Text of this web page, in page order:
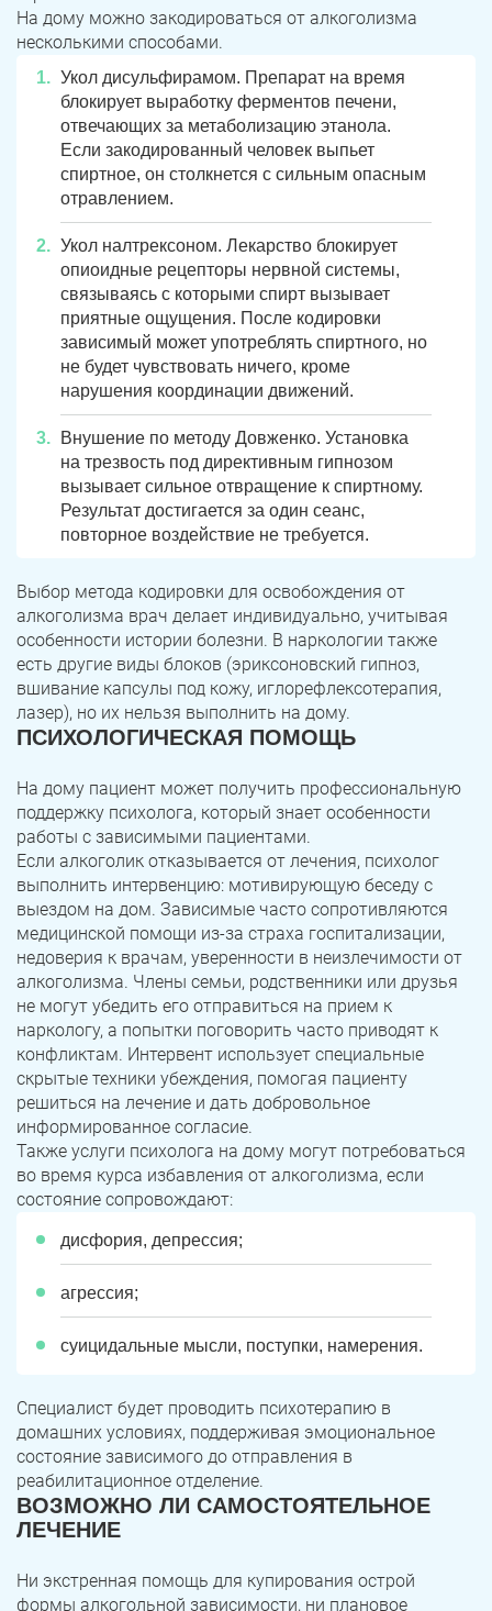
На дому можно закодироваться от алкоголизма
несколькими способами.
Укол дисульфирамом. Препарат на время
блокирует выработку ферментов печени,
отвечающих за метаболизацию этанола.
Если закодированный человек выпьет
спиртное, он столкнется с сильным опасным
отравлением.
Укол налтрексоном. Лекарство блокирует
опиоидные рецепторы нервной системы,
связываясь с которыми спирт вызывает
приятные ощущения. После кодировки
зависимый может употреблять спиртного, но
не будет чувствовать ничего, кроме
нарушения координации движений.
Внушение по методу Довженко. Установка
на трезвость под директивным гипнозом
вызывает сильное отвращение к спиртному.
Результат достигается за один сеанс,
повторное воздействие не требуется.
Выбор метода кодировки для освобождения от
алкоголизма врач делает индивидуально, учитывая
особенности истории болезни. В наркологии также
есть другие виды блоков (эриксоновский гипноз,
вшивание капсулы под кожу, иглорефлексотерапия,
лазер), но их нельзя выполнить на дому.
ПСИХОЛОГИЧЕСКАЯ ПОМОЩЬ
На дому пациент может получить профессиональную
поддержку психолога, который знает особенности
работы с зависимыми пациентами.
Если алкоголик отказывается от лечения, психолог
выполнить интервенцию: мотивирующую беседу с
выездом на дом. Зависимые часто сопротивляются
медицинской помощи из-за страха госпитализации,
недоверия к врачам, уверенности в неизлечимости от
алкоголизма. Члены семьи, родственники или друзья
не могут убедить его отправиться на прием к
наркологу, а попытки поговорить часто приводят к
конфликтам. Интервент использует специальные
скрытые техники убеждения, помогая пациенту
решиться на лечение и дать добровольное
информированное согласие.
Также услуги психолога на дому могут потребоваться
во время курса избавления от алкоголизма, если
состояние сопровождают:
дисфория, депрессия;
агрессия;
суицидальные мысли, поступки, намерения.
Специалист будет проводить психотерапию в
домашних условиях, поддерживая эмоциональное
состояние зависимого до отправления в
реабилитационное отделение.
ВОЗМОЖНО ЛИ САМОСТОЯТЕЛЬНОЕ
ЛЕЧЕНИЕ
Ни экстренная помощь для купирования острой
формы алкогольной зависимости, ни плановое
Записаться
Я ознакомлен и принимаю
Задать вопрос
Я ознакомлен и принимаю
Записаться
Я ознакомлен и принимаю
Записаться
Я ознакомлен и принимаю
Локомотивный
Зауральский Межозерный
Катав-Ивановск Куса
Пласт
Усть-Катав Верхний Уфалей
Еманжелинск Карталы
Аша Трехгорный
Коркино Кыштым
Южноуральск Сатка
Чебаркуль Снежинск
Троицк Озерск
Копейск Миасс
Златоуст Магнитогорск